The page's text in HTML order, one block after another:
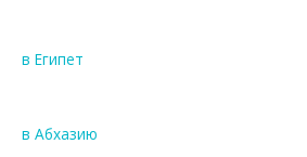
в Египет
в Абхазию